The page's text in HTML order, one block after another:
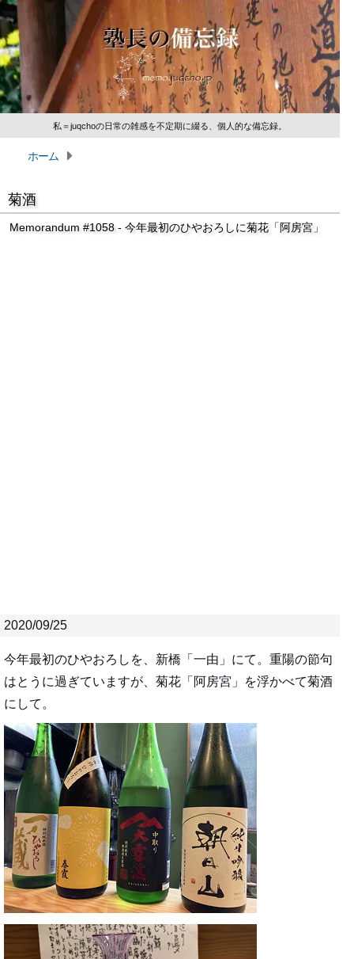
私＝juqchoの日常の雑感を不定期に綴る、個人的な備忘録。
ホーム
菊酒
Memorandum #1058 - 今年最初のひやおろしに菊花「阿房宮」
2020/09/25
今年最初のひやおろしを、新橋「一由」にて。重陽の節句
はとうに過ぎていますが、菊花「阿房宮」を浮かべて菊酒
にして。